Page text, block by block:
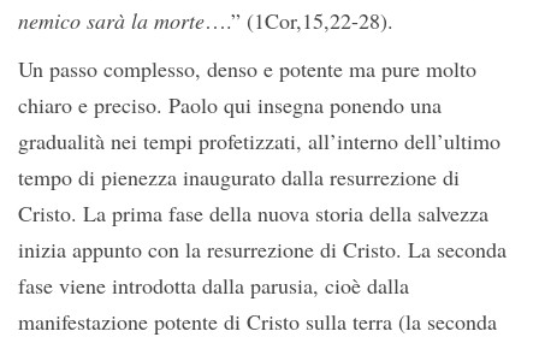
nemico sarà la morte….” (1Cor,15,22-28).
Un passo complesso, denso e potente ma pure molto
chiaro e preciso. Paolo qui insegna ponendo una
gradualità nei tempi profetizzati, all’interno dell’ultimo
tempo di pienezza inaugurato dalla resurrezione di
Cristo. La prima fase della nuova storia della salvezza
inizia appunto con la resurrezione di Cristo. La seconda
fase viene introdotta dalla parusia, cioè dalla
manifestazione potente di Cristo sulla terra (la seconda